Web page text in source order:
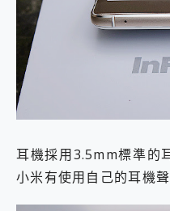
耳機採用3.5mm標準的
小米有使用自己的耳機